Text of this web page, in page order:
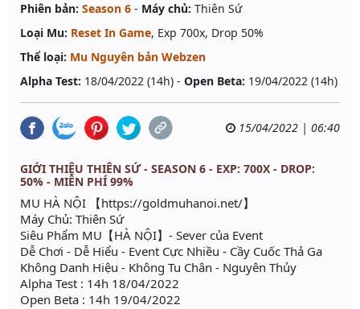
Phiên bản: Season 6 - Máy chủ: Thiên Sứ
Loại Mu: Reset In Game, Exp 700x, Drop 50%
Thể loại: Mu Nguyên bản Webzen
Alpha Test: 18/04/2022 (14h) - Open Beta: 19/04/2022 (14h)
15/04/2022 | 06:40
GIỚI THIỆU THIÊN SỨ - SEASON 6 - EXP: 700X - DROP:
50% - MIỄN PHÍ 99%
MU HÀ NỘI 【https://goldmuhanoi.net/】
Máy Chủ: Thiên Sứ
Siêu Phẩm MU【HÀ NỘI】- Sever của Event
Dễ Chơi - Dễ Hiểu - Event Cực Nhiều - Cầy Cuốc Thả Ga
Không Danh Hiệu - Không Tu Chân - Nguyên Thủy
Alpha Test : 14h 18/04/2022
Open Beta : 14h 19/04/2022